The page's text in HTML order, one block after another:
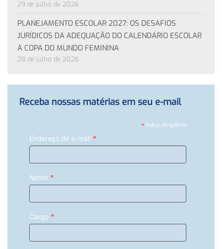
29 de julho de 2026
PLANEJAMENTO ESCOLAR 2027: OS DESAFIOS
JURÍDICOS DA ADEQUAÇÃO DO CALENDÁRIO ESCOLAR
À COPA DO MUNDO FEMININA
28 de julho de 2026
Receba nossas matérias em seu e-mail
*indica obrigatório
Endereço de e-mail *
Nome *
Cargo *